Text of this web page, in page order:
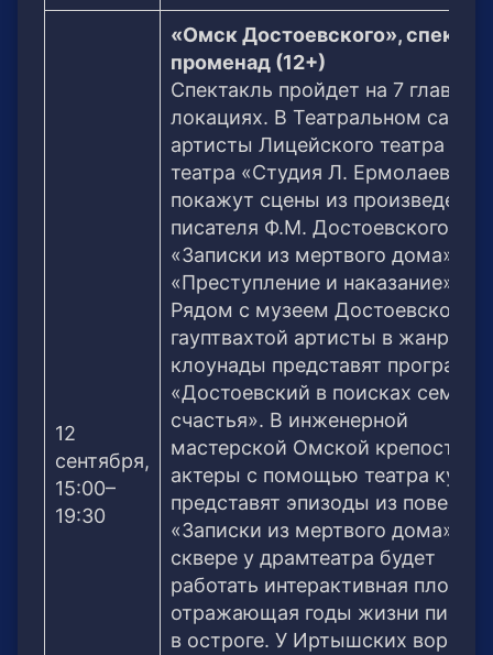
12
сентября,
15:00–
19:30
«Омск Достоевского»,
променад (12+)
Спектакль пройдет на 7 главных
локациях. В Театральном саду
артисты Лицейского театра и
театра «Студия Л. Ермолаевой»
покажут сцены из произведений
писателя Ф.М. Достоевского –
«Записки из мертвого дома»,
«Преступление и наказание» и
Рядом с музеем Достоевского и
гауптвахтой артисты в жанре
клоунады представят
«Достоевский в поисках
счастья». В инженерной
мастерской Омской крепости
актеры с помощью театра кукол
представят эпизоды из повести
«Записки из мертвого дома». В
сквере у драмтеатра будет
работать интерактивная
отражающая годы жизни
в остроге. У Иртышских ворот